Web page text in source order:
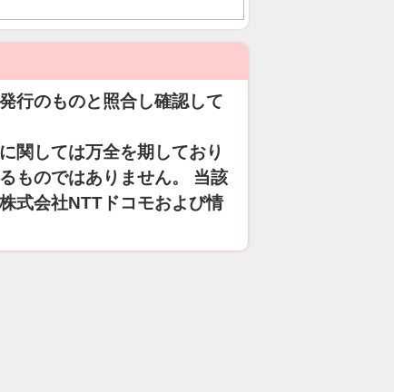
行のものと照合し確認して
関しては万全を期しており
ものではありません。 当該
式会社NTTドコモおよび情